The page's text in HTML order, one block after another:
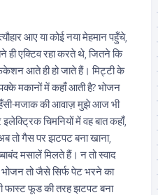
आए या कोई नया मेहमान पहुँचे,
एक्टिव रहा करते थे, जितने कि
आते ही हो जाते हैं। मिट्टी के
मकानों में कहाँ आती है? भोजन
मजाक की आवाज़ मुझे आज भी
चिमनियों में वह बात कहाँ,
तो गैस पर झटपट बना खाना,
मसालें मिलते हैं। न तो स्वाद
तो जैसे सिर्फ पेट भरने का
फास्ट फूड की तरह झटपट बना